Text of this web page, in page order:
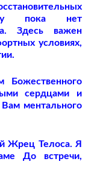
пока нет
Здесь важен
условиях,
сердцами и
ментального
Жрец Телоса. Я
До встречи,